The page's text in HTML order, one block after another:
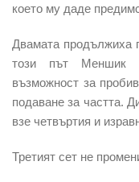
което му даде
Двамата продължиха
този път Меншик
възможност за
подаване за частта.
взе четвъртия и
Третият сет не